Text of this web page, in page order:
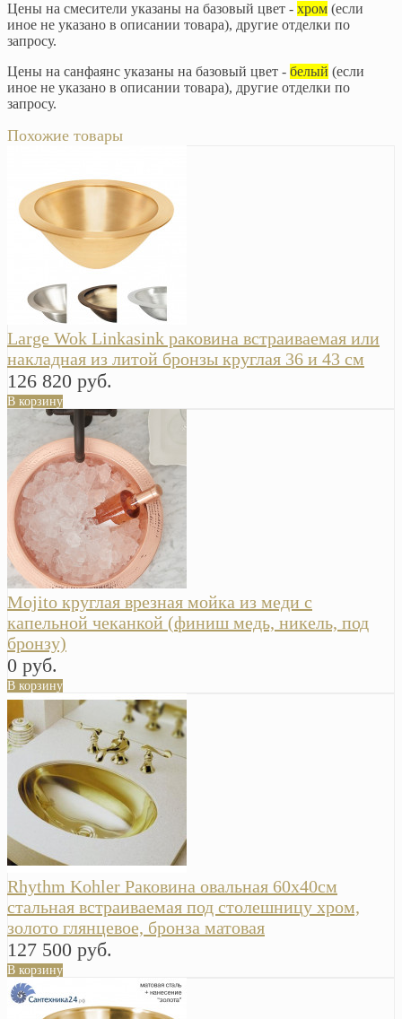
Цены на смесители указаны на базовый цвет - хром (если
иное не указано в описании товара), другие отделки по
запросу.
Цены на санфаянс указаны на базовый цвет - белый (если
иное не указано в описании товара), другие отделки по
запросу.
Похожие товары
Large Wok Linkasink раковина встраиваемая или
накладная из литой бронзы круглая 36 и 43 см
126 820 руб.
В корзину
Mojito круглая врезная мойка из меди с
капельной чеканкой (финиш медь, никель, под
бронзу)
0 руб.
В корзину
Rhythm Kohler Раковина овальная 60х40см
стальная встраиваемая под столешницу хром,
золото глянцевое, бронза матовая
127 500 руб.
В корзину